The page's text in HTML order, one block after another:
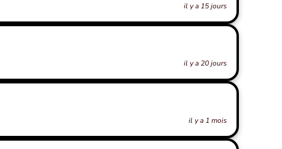
il y a 15 jours
il y a 20 jours
il y a 1 mois